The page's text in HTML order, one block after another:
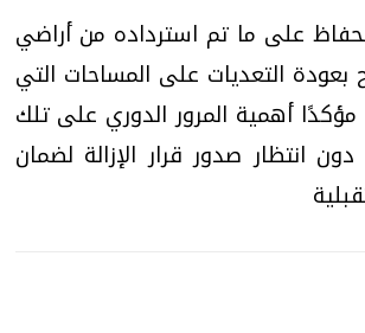
على ما تم استرداده من أراضي
بعودة التعديات على المساحات التي
أهمية المرور الدوري على تلك
الأراضي لرصد أي حالات تعد عليها وإزالتها في المهد ‪دون انتظار صدور قرار الإزالة لضمان
تحقيقات وحوارات